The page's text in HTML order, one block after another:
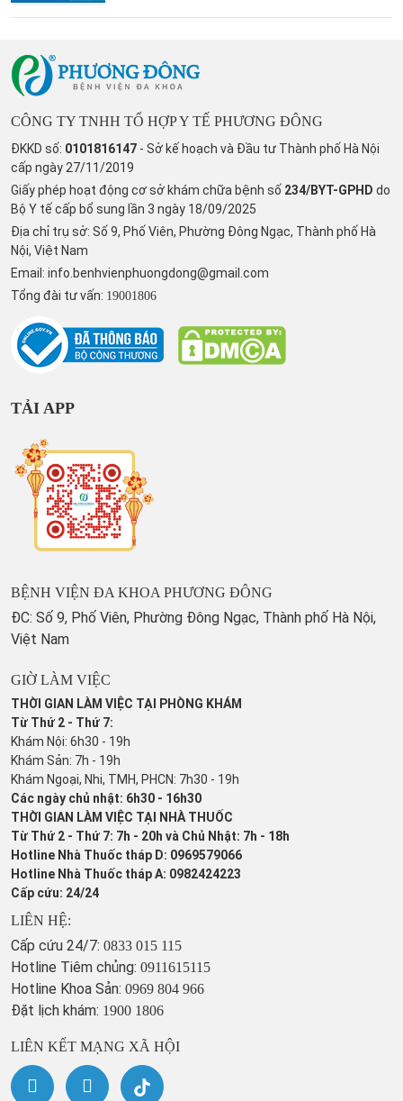
CÔNG TY TNHH TỔ HỢP Y TẾ PHƯƠNG ĐÔNG
ĐKKD số: 0101816147 - Sở kế hoạch và Đầu tư Thành phố Hà Nội
cấp ngày 27/11/2019
Giấy phép hoạt động cơ sở khám chữa bệnh số 234/BYT-GPHD do
Bộ Y tế cấp bổ sung lần 3 ngày 18/09/2025
Địa chỉ trụ sở: Số 9, Phố Viên, Phường Đông Ngạc, Thành phố Hà
Nội, Việt Nam
Email: info.benhvienphuongdong@gmail.com
Tổng đài tư vấn: 19001806
TẢI APP
BỆNH VIỆN ĐA KHOA PHƯƠNG ĐÔNG
ĐC: Số 9, Phố Viên, Phường Đông Ngạc, Thành phố Hà Nội,
Việt Nam
GIỜ LÀM VIỆC
THỜI GIAN LÀM VIỆC TẠI PHÒNG KHÁM
Từ Thứ 2 - Thứ 7:
Khám Nội: 6h30 - 19h
Khám Sản: 7h - 19h
Khám Ngoại, Nhi, TMH, PHCN: 7h30 - 19h
Các ngày chủ nhật: 6h30 - 16h30
THỜI GIAN LÀM VIỆC TẠI NHÀ THUỐC
Từ Thứ 2 - Thứ 7: 7h - 20h và Chủ Nhật: 7h - 18h
Hotline Nhà Thuốc tháp D: 0969579066
Hotline Nhà Thuốc tháp A: 0982424223
Cấp cứu: 24/24
LIÊN HỆ:
Cấp cứu 24/7: 0833 015 115
Hotline Tiêm chủng: 0911615115
Hotline Khoa Sản: 0969 804 966
Đặt lịch khám: 1900 1806
LIÊN KẾT MẠNG XÃ HỘI